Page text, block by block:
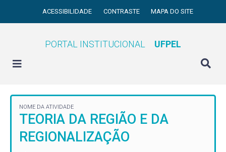
ACESSIBILIDADE CONTRASTE MAPA DO SITE
PORTAL INSTITUCIONAL UFPEL
NOME DA ATIVIDADE
TEORIA DA REGIÃO E DA
REGIONALIZAÇÃO